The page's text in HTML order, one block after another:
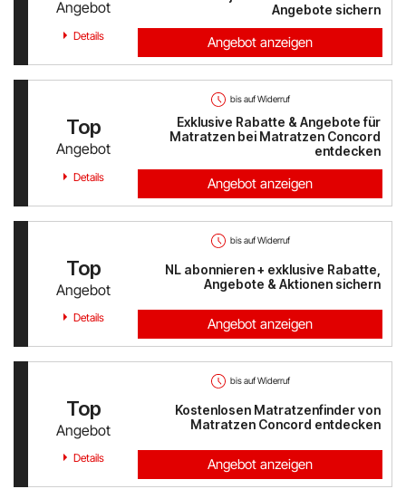
Angebot
Angebote sichern
Details Angebot anzeigen
bis auf Widerruf
Top
Angebot
Exklusive Rabatte & Angebote für
Matratzen bei Matratzen Concord
entdecken
Details Angebot anzeigen
bis auf Widerruf
Top
Angebot
NL abonnieren + exklusive Rabatte,
Angebote & Aktionen sichern
Details Angebot anzeigen
bis auf Widerruf
Top
Angebot
Kostenlosen Matratzenfinder von
Matratzen Concord entdecken
Details Angebot anzeigen